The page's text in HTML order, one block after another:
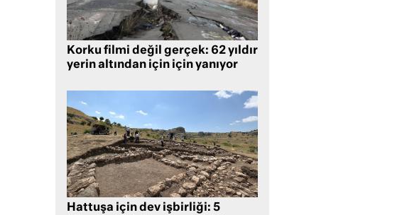
Korku filmi değil gerçek: 62 yıldır
yerin altından için için yanıyor
Hattuşa için dev işbirliği: 5